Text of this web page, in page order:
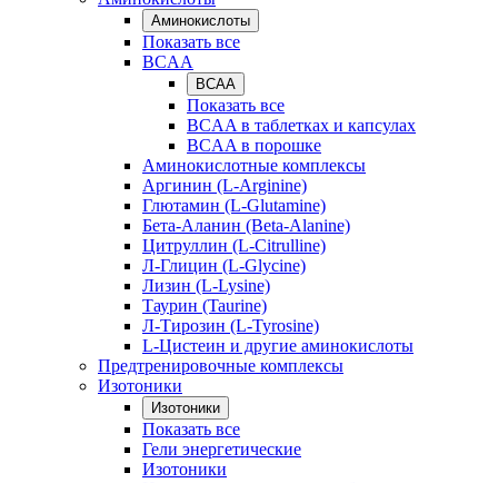
Аминокислоты
Показать все
BCAA
BCAA
Показать все
BCAA в таблетках и капсулах
BCAA в порошке
Аминокислотные комплексы
Аргинин (L-Arginine)
Глютамин (L-Glutamine)
Бета-Аланин (Beta-Alanine)
Цитруллин (L-Citrulline)
Л-Глицин (L-Glycine)
Лизин (L-Lysine)
Таурин (Taurine)
Л-Тирозин (L-Tyrosine)
L-Цистеин и другие аминокислоты
Предтренировочные комплексы
Изотоники
Изотоники
Показать все
Гели энергетические
Изотоники